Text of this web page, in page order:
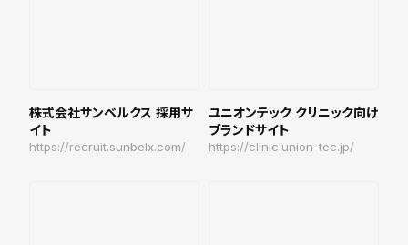
株式会社サンベルクス 採用サ
イト
https://recruit.sunbelx.com/
ユニオンテック クリニック向け
ブランドサイト
https://clinic.union-tec.jp/